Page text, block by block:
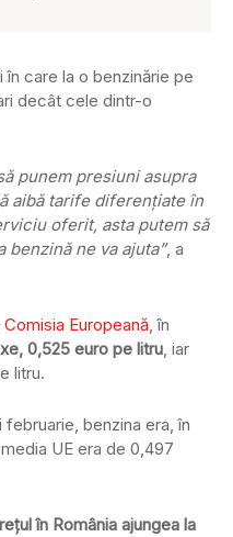
care la o benzinărie pe
decât cele dintr-o
punem presiuni asupra
aibă tarife diferenţiate în
oferit, asta putem să
ne va ajuta”, a
Comisia Europeană, în
0,525 euro pe litru, iar
litru.
benzina era, în
UE era de 0,497
în România ajungea la